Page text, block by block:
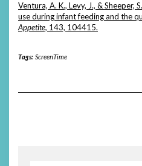
Ventura, A. K., Levy, J., &
use during infant feeding and the
Appetite, 143, 104415.
Tags: ScreenTime